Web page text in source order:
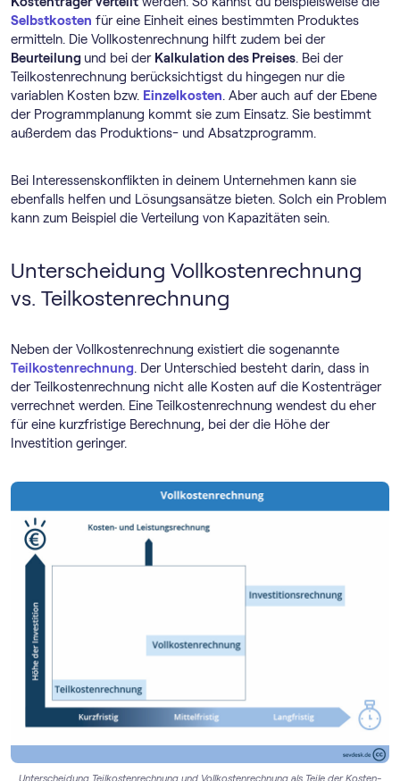
Selbstkosten für eine Einheit eines bestimmten Produktes
ermitteln. Die Vollkostenrechnung hilft zudem bei der
Beurteilung und bei der Kalkulation des Preises. Bei der
Teilkostenrechnung berücksichtigst du hingegen nur die
variablen Kosten bzw. Einzelkosten. Aber auch auf der Ebene
der Programmplanung kommt sie zum Einsatz. Sie bestimmt
außerdem das Produktions- und Absatzprogramm.
Bei Interessenskonflikten in deinem Unternehmen kann sie
ebenfalls helfen und Lösungsansätze bieten. Solch ein Problem
kann zum Beispiel die Verteilung von Kapazitäten sein.
Unterscheidung Vollkostenrechnung
vs. Teilkostenrechnung
Neben der Vollkostenrechnung existiert die sogenannte
Teilkostenrechnung. Der Unterschied besteht darin, dass in
der Teilkostenrechnung nicht alle Kosten auf die Kostenträger
verrechnet werden. Eine Teilkostenrechnung wendest du eher
für eine kurzfristige Berechnung, bei der die Höhe der
Investition geringer.
Unterscheidung Teilkostenrechnung und Vollkostenrechnung als Teile der Kosten-